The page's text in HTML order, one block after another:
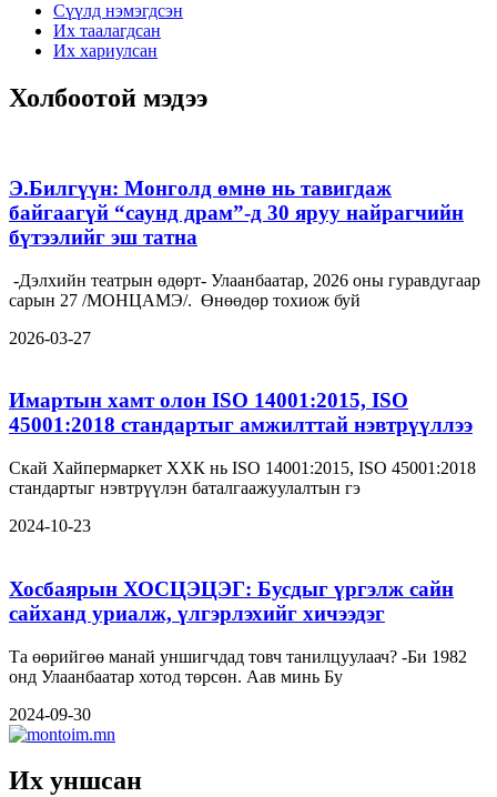
Сүүлд нэмэгдсэн
Их таалагдсан
Их хариулсан
Холбоотой мэдээ
Э.Билгүүн: Монголд өмнө нь тавигдаж
байгаагүй “саунд драм”-д 30 яруу найрагчийн
бүтээлийг эш татна
-Дэлхийн театрын өдөрт- Улаанбаатар, 2026 оны гуравдугаар
сарын 27 /МОНЦАМЭ/. Өнөөдөр тохиож буй
2026-03-27
Имартын хамт олон ISO 14001:2015, ISO
45001:2018 стандартыг амжилттай нэвтрүүллээ
Скай Хайпермаркет ХХК нь ISO 14001:2015, ISO 45001:2018
стандартыг нэвтрүүлэн баталгаажуулалтын гэ
2024-10-23
Хосбаярын ХОСЦЭЦЭГ: Бусдыг үргэлж сайн
сайханд уриалж, үлгэрлэхийг хичээдэг
Та өөрийгөө манай уншигчдад товч танилцуулаач? -Би 1982
онд Улаанбаатар хотод төрсөн. Аав минь Бу
2024-09-30
Их уншсан